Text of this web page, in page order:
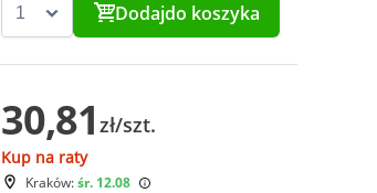
Dodajdo koszyka
30,81 zł/szt.
Kup na raty
Kraków:śr. 12.08